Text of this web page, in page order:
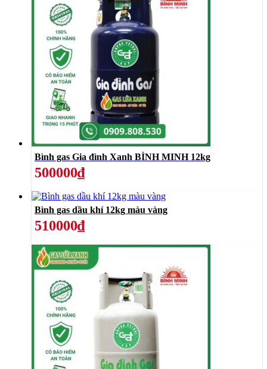
Bình gas Gia đình Xanh BÌNH MINH 12kg
500000₫
Bình gas dầu khí 12kg màu vàng
510000₫